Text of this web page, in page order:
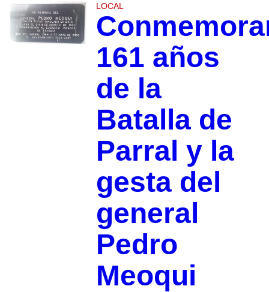
LOCAL
161 años
de la
Batalla de
Parral y la
gesta del
general
Pedro
Meoqui